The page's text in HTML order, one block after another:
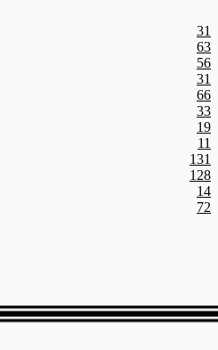
31
63
56
31
66
33
19
11
131
128
14
72